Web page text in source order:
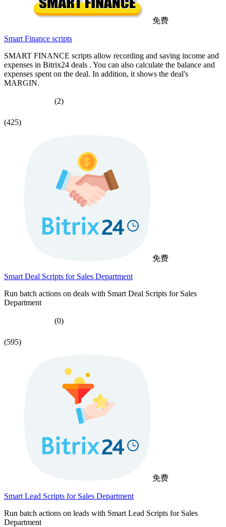
免费
Smart Finance scripts
SMART FINANCE scripts allow recording and saving income and
expenses in Bitrix24 deals . You can also calculate the balance and
expenses spent on the deal. In addition, it shows the deal's
MARGIN.
(2)
(425)
免费
Smart Deal Scripts for Sales Department
Run batch actions on deals with Smart Deal Scripts for Sales
Department
(0)
(595)
免费
Smart Lead Scripts for Sales Department
Run batch actions on leads with Smart Lead Scripts for Sales
Department